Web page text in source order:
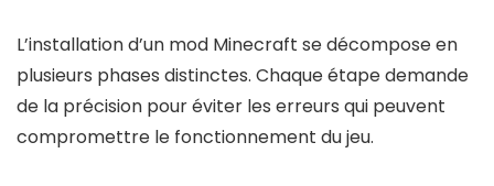
L’installation d’un mod Minecraft se décompose en
plusieurs phases distinctes. Chaque étape demande
de la précision pour éviter les erreurs qui peuvent
compromettre le fonctionnement du jeu.